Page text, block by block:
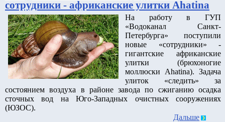
сотрудники - африканские улитки Ahatina
На работу в ГУП
«Водоканал Санкт-
Петербурга» поступили
новые «сотрудники» -
гигантские африканские
улитки (брюхоногие
моллюски Ahatina). Задача
улиток «следить» за
состоянием воздуха в районе завода по сжиганию осадка
сточных вод на Юго-Западных очистных сооружениях
(ЮЗОС).
Дальше